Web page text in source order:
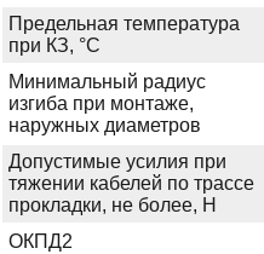
Предельная температура
при КЗ, °С
Минимальный радиус
изгиба при монтаже,
наружных диаметров
Допустимые усилия при
тяжении кабелей по трассе
прокладки, не более, Н
ОКПД2